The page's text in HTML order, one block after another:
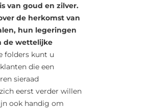
van goud en zilver.
de herkomst van
hun legeringen
de wettelijke
folders kunt u
die een
sieraad
eerst verder willen
ook handig om